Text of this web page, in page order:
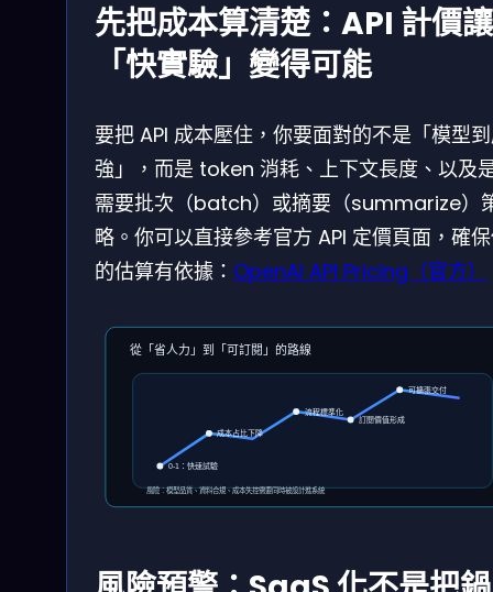
先把成本算清楚：API 計價讓
「快實驗」變得可能
要把 API 成本壓住，你要面對的不是「模型
強」，而是 token 消耗、上下文長度、以及
需要批次（batch）或摘要（summarize）
略。你可以直接參考官方 API 定價頁面，確
的估算有依據： OpenAI API Pricing（官方）
從「省人力」到「可訂閱」的路線
0-1：快速試驗
成本占比下降
流程標準化
訂閱價值形成
可擴張交付
風險：模型品質、資料合規、成本失控需要同時被設計進系統